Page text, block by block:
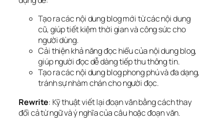
Tạo ra các nội dung blog mới từ các nội dung
cũ, giúp tiết kiệm thời gian và công sức cho
người dùng.
Cải thiện khả năng đọc hiểu của nội dung blog,
giúp người đọc dễ dàng tiếp thu thông tin.
Tạo ra các nội dung blog phong phú và đa dạng,
tránh sự nhàm chán cho người đọc.
Rewrite: Kỹ thuật viết lại đoạn văn bằng cách thay
đổi cả từ ngữ và ý nghĩa của câu hoặc đoạn văn.